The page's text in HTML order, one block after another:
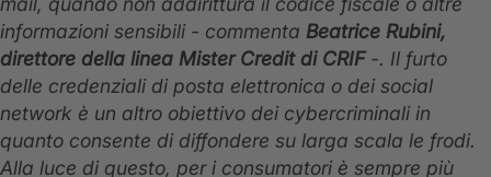
informazioni sensibili - commenta Beatrice Rubini,
direttore della linea Mister Credit di CRIF-. Il furto
delle credenziali di posta elettronica o dei social
network è un altro obiettivo dei cybercriminali in
quanto consente di diffondere su larga scala le frodi.
Alla luce di questo, per i consumatori è sempre più